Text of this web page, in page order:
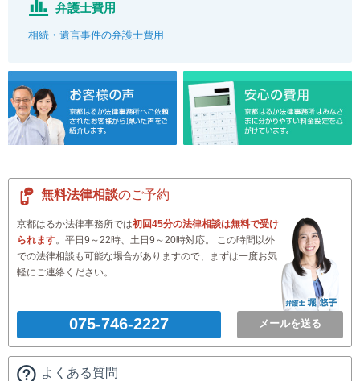
弁護士費用
相続・遺言事件の弁護士費用
無料法律相談のご予約
京都はるか法律事務所では初回45分の法律相談は無料で受け
られます。平日9～22時、土日9～20時対応。 この時間以外
での法律相談も可能な場合がありますので、まずは一度お気
軽にご連絡ください。
075-746-2227 メールを送る
よくある質問